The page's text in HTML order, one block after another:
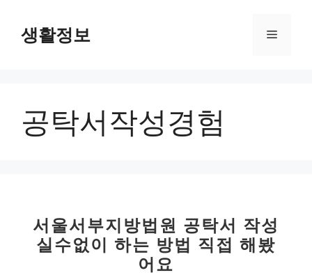
생활정보 메
공탁서작성경험
서울서부지방법원 공탁서 작성
실수없이 하는 방법 직접 해봤
어요